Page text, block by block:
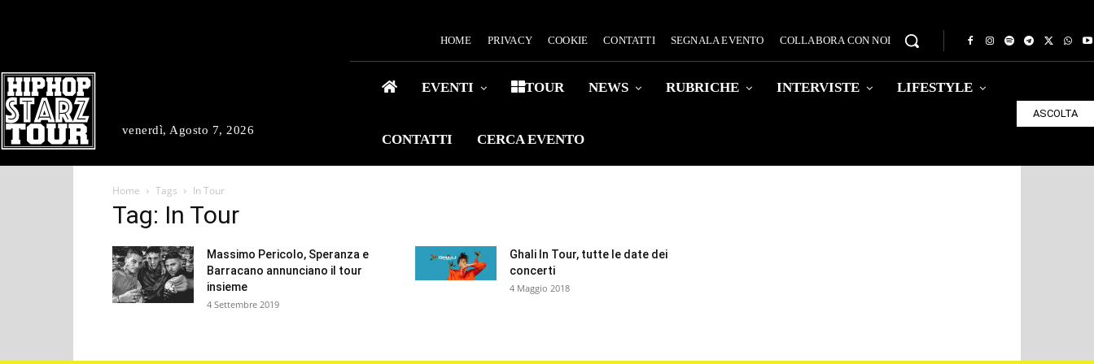
venerdì, Agosto 7, 2026
HOME PRIVACY COOKIE CONTATTI SEGNALA EVENTO COLLABORA CON NOI
EVENTI TOUR NEWS RUBRICHE INTERVISTE LIFESTYLE
CONTATTI CERCA EVENTO
ASCOLTA
Home Tags In Tour
Tag: In Tour
Massimo Pericolo, Speranza e
Barracano annunciano il tour
insieme
4 Settembre 2019
Ghali In Tour, tutte le date dei
concerti
4 Maggio 2018